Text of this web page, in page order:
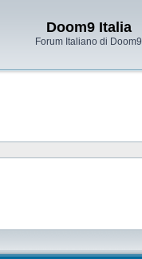
Doom9 Italia
Forum Italiano di Doom9